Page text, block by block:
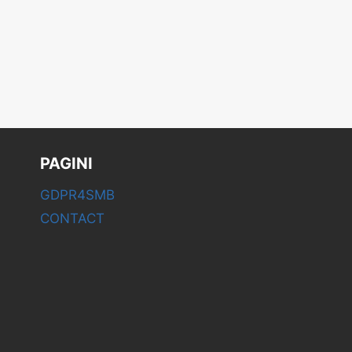
PAGINI
GDPR4SMB
CONTACT